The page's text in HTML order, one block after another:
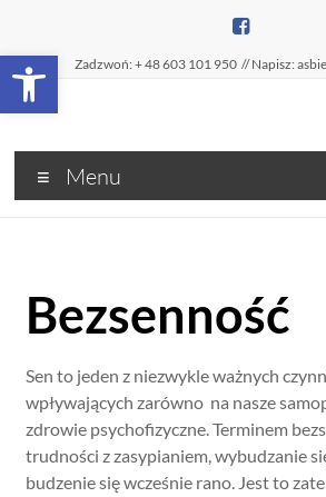
Open toolbar
Zadzwoń: + 48 603 101 950 // Napisz:
Menu
Bezsenność
Sen to jeden z niezwykle ważnych
wpływających zarówno na nasze
zdrowie psychofizyczne. Terminem
trudności z zasypianiem, wybudzanie
budzenie się wcześnie rano. Jest to